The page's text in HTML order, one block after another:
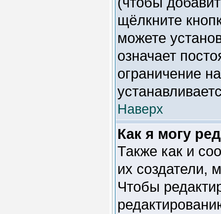
щёлкните
можете
означает
ограничение
Наверх
Как я могу
Также как и
их создатели,
Чтобы